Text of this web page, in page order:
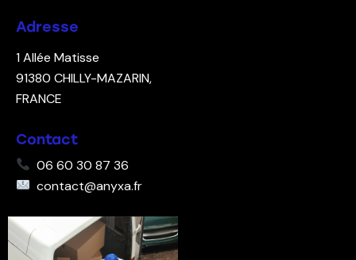
Adresse
1 Allée Matisse
91380 CHILLY-MAZARIN,
FRANCE
Contact
06 60 30 87 36
contact@anyxa.fr